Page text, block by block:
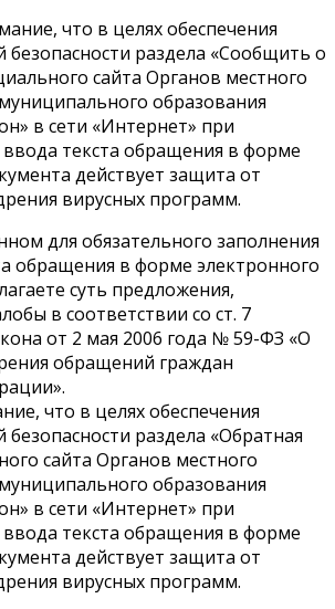
что в целях обеспечения
раздела «Сообщить о
сайта Органов местного
образования
в сети «Интернет» при
текста обращения в форме
действует защита от
вирусных программ.
для обязательного заполнения
обращения в форме электронного
суть предложения,
в соответствии со ст. 7
от 2 мая 2006 года № 59-ФЗ «О
обращений граждан
что в целях обеспечения
раздела «Обратная
сайта Органов местного
образования
в сети «Интернет» при
текста обращения в форме
действует защита от
вирусных программ.